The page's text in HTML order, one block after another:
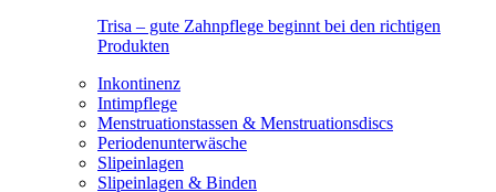
Trisa – gute Zahnpflege beginnt bei den richtigen
Produkten
Inkontinenz
Intimpflege
Menstruationstassen & Menstruationsdiscs
Periodenunterwäsche
Slipeinlagen
Slipeinlagen & Binden